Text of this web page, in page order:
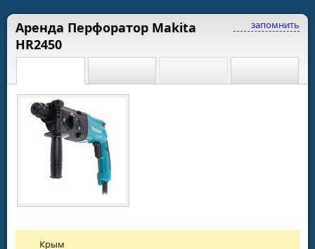
запомнить
Аренда Перфоратор Makita
HR2450
Крым